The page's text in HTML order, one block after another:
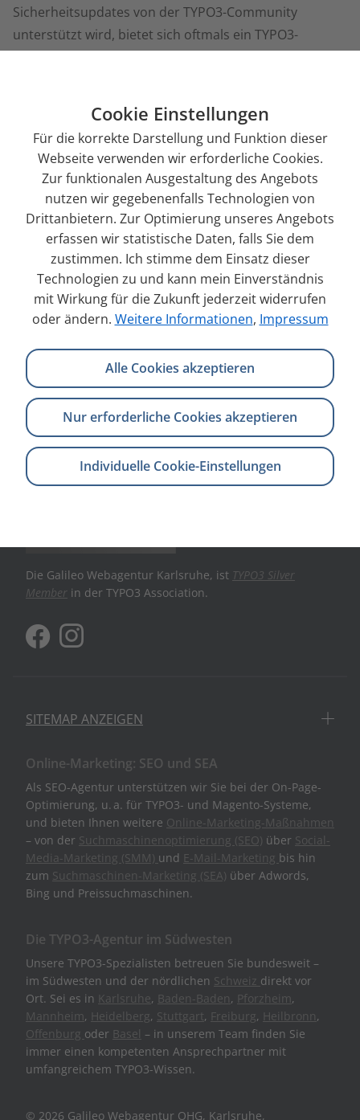
Sicherheitsupdates von der TYPO3-Community
unterstützt wird, bietet sich oftmals ein TYPO3-
Version mehrere Jahre von der TYPO3-Community
unterstützt wird.
Siehe auch:TYPO3-Upgrade
Zurück
info@galileo-webagentur.de
+49 (0)721 981 925 - 0
Kontakt aufnehmen
Die Galileo Webagentur Karlsruhe, ist TYPO3 Silver
Member in der TYPO3 Association.
SITEMAP ANZEIGEN
Online-Marketing: SEO und SEA
Als SEO-Agentur unterstützen wir Sie bei der On-Page-
Optimierung, u. a. für TYPO3- und Magento-Systeme,
und bieten Ihnen weitere Online-Marketing-Maßnahmen
– von der Suchmaschinenoptimierung (SEO) über Social-
Media-Marketing (SMM) und E-Mail-Marketing bis hin
zum Suchmaschinen-Marketing (SEA) über Adwords,
Bing und Preissuchmaschinen.
Die TYPO3-Agentur im Südwesten
Unsere TYPO3-Spezialisten betreuen Sie bundesweit –
im Südwesten und der nördlichen Schweiz direkt vor
Ort. Sei es in Karlsruhe, Baden-Baden, Pforzheim,
Mannheim, Heidelberg, Stuttgart, Freiburg, Heilbronn,
Offenburg oder Basel – in unserem Team finden Sie
immer einen kompetenten Ansprechpartner mit
umfangreichem TYPO3-Wissen.
© 2026 Galileo Webagentur OHG, Karlsruhe,
Cookie Einstellungen
Für die korrekte Darstellung und Funktion dieser
Webseite verwenden wir erforderliche Cookies.
Zur funktionalen Ausgestaltung des Angebots
nutzen wir gegebenenfalls Technologien von
Drittanbietern. Zur Optimierung unseres Angebots
erfassen wir statistische Daten, falls Sie dem
zustimmen. Ich stimme dem Einsatz dieser
Technologien zu und kann mein Einverständnis
mit Wirkung für die Zukunft jederzeit widerrufen
oder ändern. Weitere Informationen, Impressum
Alle Cookies akzeptieren
Nur erforderliche Cookies akzeptieren
Individuelle Cookie-Einstellungen